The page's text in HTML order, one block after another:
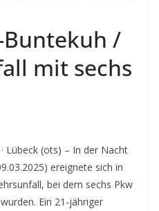
Buntekuh /
mit sechs
Lübeck (ots) – In der Nacht
ereignete sich in
bei dem sechs Pkw
Ein 21-jähriger